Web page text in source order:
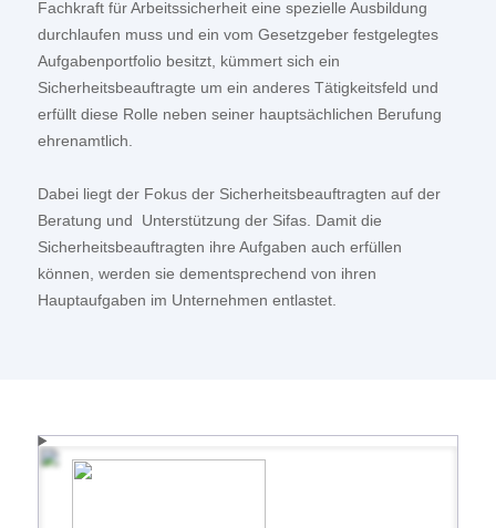
Fachkraft für Arbeitssicherheit eine spezielle Ausbildung
durchlaufen muss und ein vom Gesetzgeber festgelegtes
Aufgabenportfolio besitzt, kümmert sich ein
Sicherheitsbeauftragte um ein anderes Tätigkeitsfeld und
erfüllt diese Rolle neben seiner hauptsächlichen Berufung
ehrenamtlich.
Dabei liegt der Fokus der Sicherheitsbeauftragten auf der
Beratung und Unterstützung der Sifas. Damit die
Sicherheitsbeauftragten ihre Aufgaben auch erfüllen
können, werden sie dementsprechend von ihren
Hauptaufgaben im Unternehmen entlastet.